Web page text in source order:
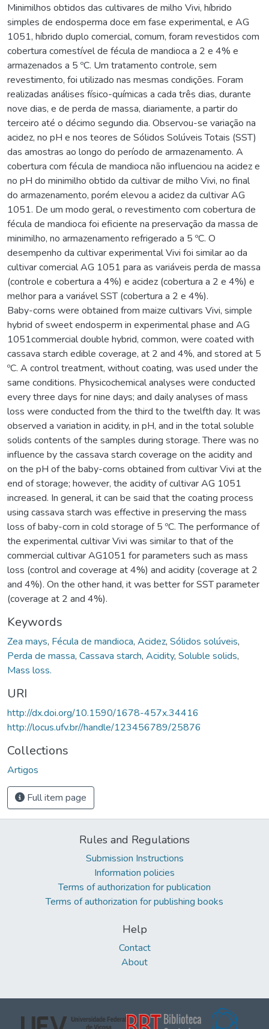
Minimilhos obtidos das cultivares de milho Vivi, híbrido
simples de endosperma doce em fase experimental, e AG
1051, híbrido duplo comercial, comum, foram revestidos com
cobertura comestível de fécula de mandioca a 2 e 4% e
armazenados a 5 ºC. Um tratamento controle, sem
revestimento, foi utilizado nas mesmas condições. Foram
realizadas análises físico-químicas a cada três dias, durante
nove dias, e de perda de massa, diariamente, a partir do
terceiro até o décimo segundo dia. Observou-se variação na
acidez, no pH e nos teores de Sólidos Solúveis Totais (SST)
das amostras ao longo do período de armazenamento. A
cobertura com fécula de mandioca não influenciou na acidez e
no pH do minimilho obtido da cultivar de milho Vivi, no final
do armazenamento, porém elevou a acidez da cultivar AG
1051. De um modo geral, o revestimento com cobertura de
fécula de mandioca foi eficiente na preservação da massa de
minimilho, no armazenamento refrigerado a 5 ºC. O
desempenho da cultivar experimental Vivi foi similar ao da
cultivar comercial AG 1051 para as variáveis perda de massa
(controle e cobertura a 4%) e acidez (cobertura a 2 e 4%) e
melhor para a variável SST (cobertura a 2 e 4%).
Baby-corns were obtained from maize cultivars Vivi, simple
hybrid of sweet endosperm in experimental phase and AG
1051commercial double hybrid, common, were coated with
cassava starch edible coverage, at 2 and 4%, and stored at 5
ºC. A control treatment, without coating, was used under the
same conditions. Physicochemical analyses were conducted
every three days for nine days; and daily analyses of mass
loss were conducted from the third to the twelfth day. It was
observed a variation in acidity, in pH, and in the total soluble
solids contents of the samples during storage. There was no
influence by the cassava starch coverage on the acidity and
on the pH of the baby-corns obtained from cultivar Vivi at the
end of storage; however, the acidity of cultivar AG 1051
increased. In general, it can be said that the coating process
using cassava starch was effective in preserving the mass
loss of baby-corn in cold storage of 5 ºC. The performance of
the experimental cultivar Vivi was similar to that of the
commercial cultivar AG1051 for parameters such as mass
loss (control and coverage at 4%) and acidity (coverage at 2
and 4%). On the other hand, it was better for SST parameter
(coverage at 2 and 4%).
Keywords
Zea mays, Fécula de mandioca, Acidez, Sólidos solúveis,
Perda de massa, Cassava starch, Acidity, Soluble solids,
Mass loss.
URI
http://dx.doi.org/10.1590/1678-457x.34416
http://locus.ufv.br//handle/123456789/25876
Collections
Artigos
Full item page
Rules and Regulations
Submission Instructions
Information policies
Terms of authorization for publication
Terms of authorization for publishing books
Help
Contact
About